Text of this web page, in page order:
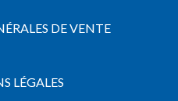
DE VENTE
LÉGALES